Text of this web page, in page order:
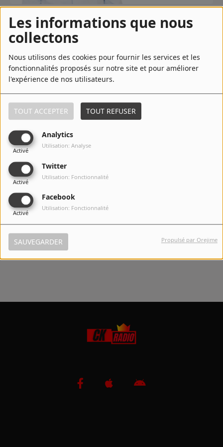
Les informations que nous
collectons
Nous utilisons des cookies pour fournir les services et les
fonctionnalités proposés sur notre site et pour améliorer
l'expérience de nos utilisateurs.
TOUT ACCEPTER TOUT REFUSER
Analytics
Activé
Utilisation: Analyse
Twitter
Activé
Utilisation: Fonctionnalité
Facebook
Activé
Utilisation: Fonctionnalité
SAUVEGARDER Propulsé par Orejime
Régie Publicitaire
Fréquences
Recherche d'un titre
SE CONNECTER
10 avril 2020 - 04:00
ÉCOUTER LE PODCAST TÉLÉCHARGER LE PODCAST
Anthony Cujas animateur du 16:00 - 18:30 sur CHARLEKING
le confinement ?
Commentaires(0)
Connectez-vous pour commenter cet article